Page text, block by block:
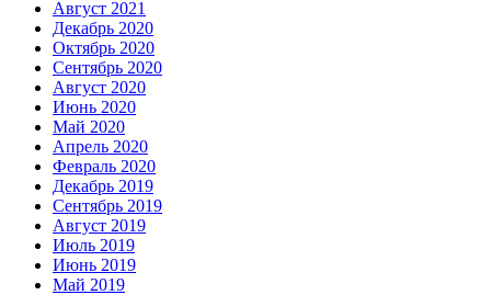
Август 2021
Декабрь 2020
Октябрь 2020
Сентябрь 2020
Август 2020
Июнь 2020
Май 2020
Апрель 2020
Февраль 2020
Декабрь 2019
Сентябрь 2019
Август 2019
Июль 2019
Июнь 2019
Май 2019